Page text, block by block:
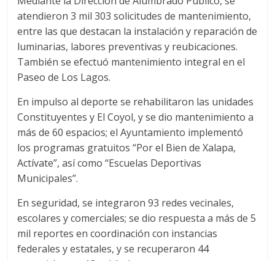
atendieron 3 mil 303 solicitudes de mantenimiento,
entre las que destacan la instalación y reparación de
luminarias, labores preventivas y reubicaciones.
También se efectuó mantenimiento integral en el
Paseo de Los Lagos.
En impulso al deporte se rehabilitaron las unidades
Constituyentes y El Coyol, y se dio mantenimiento a
más de 60 espacios; el Ayuntamiento implementó
los programas gratuitos “Por el Bien de Xalapa,
Actívate”, así como “Escuelas Deportivas
Municipales”.
En seguridad, se integraron 93 redes vecinales,
escolares y comerciales; se dio respuesta a más de 5
mil reportes en coordinación con instancias
federales y estatales, y se recuperaron 44